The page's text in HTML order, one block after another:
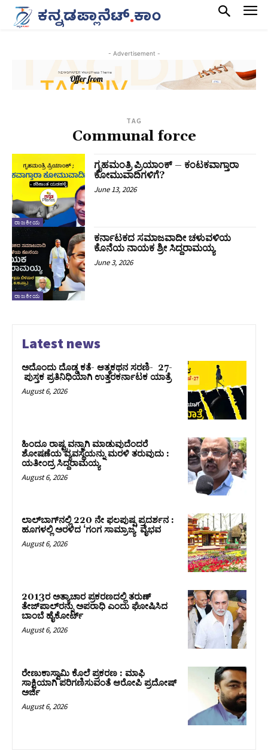
- Advertisement -
TAG
Communal force
ರಾಜಕೀಯ
ಗೃಹಮಂತ್ರಿ ಪ್ರಿಯಾಂಕ್‌ – ಕಂಟಕವಾಗ್ತಾರಾ
ಕೋಮುವಾದಿಗಳಿಗೆ?
June 13, 2026
ರಾಜಕೀಯ
ಕರ್ನಾಟಕದ ಸಮಾಜವಾದೀ ಚಳುವಳಿಯ
ಕೊನೆಯ ನಾಯಕ ಶ್ರೀ ಸಿದ್ದರಾಮಯ್ಯ
June 3, 2026
Latest news
ಅದೊಂದು ದೊಡ್ಡ ಕತೆ- ಆತ್ಮಕಥನ ಸರಣಿ- 27-
ಪುಸ್ತಕ ಪ್ರತಿನಿಧಿಯಾಗಿ ಉತ್ತರಕರ್ನಾಟಕ ಯಾತ್ರೆ
August 6, 2026
ಹಿಂದೂ ರಾಷ್ಟ್ರವನ್ನಾಗಿ ಮಾಡುವುದೆಂದರೆ
ಶೋಷಣೆಯ ವ್ಯವಸ್ಥೆಯನ್ನು ಮರಳಿ ತರುವುದು :
ಯತೀಂದ್ರ ಸಿದ್ದರಾಮಯ್ಯ
August 6, 2026
ಲಾಲ್‍ಬಾಗ್‍ನಲ್ಲಿ 220 ನೇ ಫಲಪುಷ್ಪ ಪ್ರದರ್ಶನ :
ಹೂಗಳಲ್ಲಿ ಅರಳಿದ ‘ಗಂಗ ಸಾಮ್ರಾಜ್ಯ’ ವೈಭವ
August 6, 2026
2013ರ ಅತ್ಯಾಚಾರ ಪ್ರಕರಣದಲ್ಲಿ ತರುಣ್
ತೇಜ್‌ಪಾಲ್‌ರನ್ನು ಅಪರಾಧಿ ಎಂದು ಘೋಷಿಸಿದ
ಬಾಂಬೆ ಹೈಕೋರ್ಟ್
August 6, 2026
ರೇಣುಕಾಸ್ವಾಮಿ ಕೊಲೆ ಪ್ರಕರಣ : ಮಾಫಿ
ಸಾಕ್ಷಿಯಾಗಿ ಪರಿಗಣಿಸುವಂತೆ ಆರೋಪಿ ಪ್ರದೋಷ್‌
ಅರ್ಜಿ
August 6, 2026